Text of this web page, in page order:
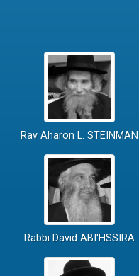
Rav Aharon L. STEINMAN
Rabbi David ABI'HSSIRA